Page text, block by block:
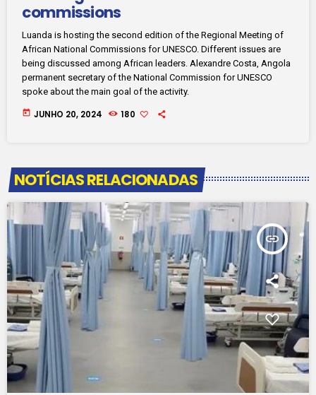
commissions
Luanda is hosting the second edition of the Regional Meeting of
African National Commissions for UNESCO. Different issues are
being discussed among African leaders. Alexandre Costa, Angola
permanent secretary of the National Commission for UNESCO
spoke about the main goal of the activity.
today JUNHO 20, 2024 180
NOTÍCIAS RELACIONADAS
insert_link